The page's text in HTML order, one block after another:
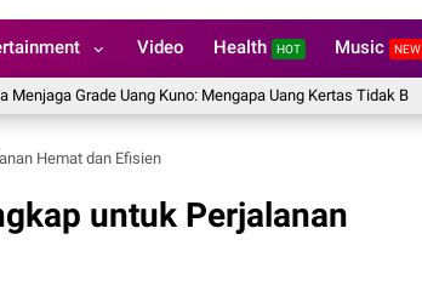
Video Health HOT Music NEW
Grade Uang Kuno: Mengapa Uang Kertas Tidak Boleh Dilipat?
Hemat dan Efisien
untuk Perjalanan